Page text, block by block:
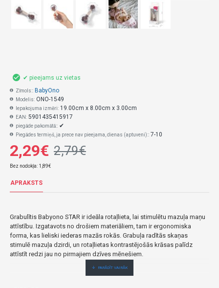
2,29€ 2,79€
Bez nodokļa: 1,89€
✔ pieejams uz vietas
Zīmols:: BabyOno
Modelis: ONO-1549
Iepakojuma izmēri: 19.00cm x 8.00cm x 3.00cm
EAN: 5901435415917
piegāde pakomātā:: ✔
Piegādes termiņš, ja prece nav pieejama, dienas (aptuveni):: 7-10
APRAKSTS
Grabulītis Babyono STAR ir ideāla rotaļlieta, lai stimulētu mazuļa maņu
attīstību. Izgatavots no drošiem materiāliem, tam ir ergonomiska
forma, kas lieliski iederas mazās rokās. Grabuļa radītās skaņas
stimulē mazuļa dzirdi, un rotaļlietas kontrastējošās krāsas palīdz
attīstīt redzi jau no pirmajiem dzīves mēnešiem.